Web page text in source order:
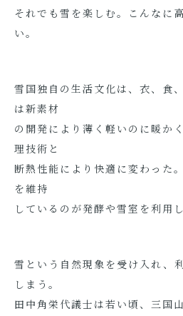
それでも雪を楽しむ。こんなに
い。
雪国独自の生活文化は、衣、食
は新素材
の開発により薄く軽いのに暖か
理技術と
断熱性能により快適に変わった
を維持
しているのが発酵や雪室を利用
雪という自然現象を受け入れ、
しまう。
田中角栄代議士は若い頃、三国